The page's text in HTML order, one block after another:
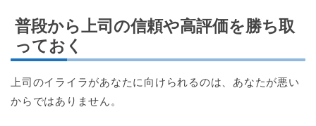
普段から上司の信頼や高評価を勝ち取
っておく
上司のイライラがあなたに向けられるのは、あなたが悪い
からではありません。